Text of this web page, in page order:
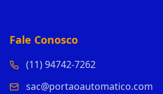
Fale Conosco
(11) 94742-7262
sac@portaoautomatico.com